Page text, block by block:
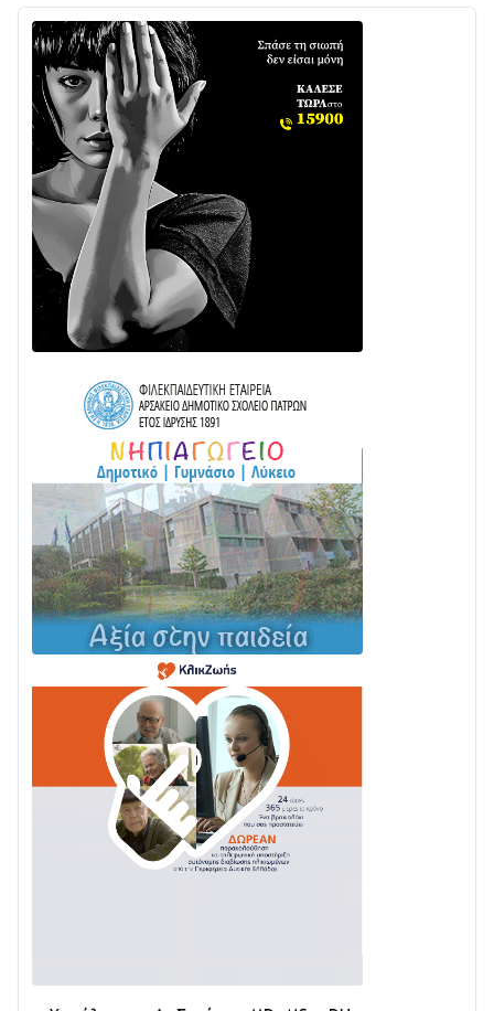
Διαβάστε την «Ναυπακτία» που κυκλοφορεί
31/07 • 08:16
Δωρίδα για Όλους: «Καμία εκχώρηση των νερών
στην ΕΥΔΑΠ»
28/07 • 21:46
Διαβάστε την «Ναυπακτία» που κυκλοφορεί
24/07 • 11:31
ΕΚΤΑΚΤΟ – ΝΑΥΠΑΚΤΙΑ: ΣΥΝΑΓΕΡΜΟΣ ΣΤΗΝ
ΠΥΡΟΣΒΕΣΤΙΚΗ ΓΙΑ ΦΩΤΙΑ ΣΤΟΝ ΑΓΙΟ ΗΛΙΑ ΠΡΙΝ ΤΗ
ΓΡΑΝΙΤΣΑ
24/07 • 11:03
ΤΟ ΠΑΡΤΥ ΣΥΝΕΧΙΖΕΤΑΙ…
Στο σκοτάδι μεγάλο μέρος στο Λυγιά Ναυπάκτου
04/08 • 19:47
Σε τροχιά υλοποίησης η Παράκαμψη του Κέντρου
της Ναυπάκτου
04/08 • 12:08
Σε φουλ ρυθμούς το τμήμα Βόνιτσα – Άγιος Νικόλαος
| Αυτοψία Καββαδά
03/08 • 11:11
Με Αρχιερατική Λαμπρότητα η Πανήγυρη της
Μεταμορφώσεως του Σωτήρος στο Γολέμι
03/08 • 07:45
Ενισχύεται η Πολιτική Προστασία στο Δήμο Αγρινίου
με δύο νέα υδροφόρα οχήματα
02/08 • 18:26
Διαβάστε την «Ναυπακτία» που κυκλοφορεί
31/07 • 08:16
Δωρίδα για Όλους: «Καμία εκχώρηση των νερών
24/07 • 11:31